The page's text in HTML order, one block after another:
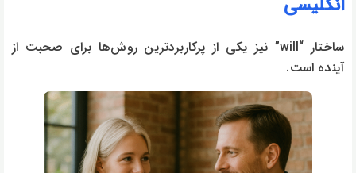
انگلیسی
ساختار “will” نیز یکی از پرکاربردترین روش‌ها برای صحبت از
آینده است.